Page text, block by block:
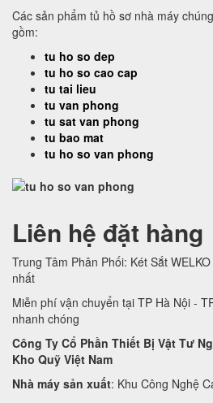
Các sản phẩm tủ hồ sơ nhà máy
gồm:
tu ho so dep
tu ho so cao cap
tu tai lieu
tu van phong
tu sat van phong
tu bao mat
tu ho so van phong
Liên hệ đặt hàng
Trung Tâm Phân Phối: Két Sắt
nhất
Miễn phí vận chuyển tại TP Hà Nội -
nhanh chóng
Công Ty Cổ Phần Thiết Bị Vật Tư
Kho Quỹ Việt Nam
Nhà máy sản xuất: Khu Công Nghệ